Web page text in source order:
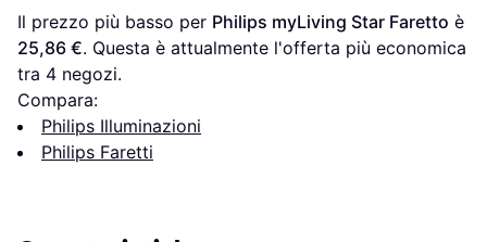
Il prezzo più basso per Philips myLiving Star Faretto
25,86 €. Questa è attualmente l'offerta più economica
tra 4 negozi.
Compara:
Philips Illuminazioni
Philips Faretti